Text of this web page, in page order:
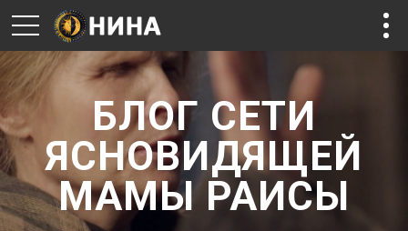
БЛОГ СЕТИ
ЯСНОВИДЯЩЕЙ
МАМЫ РАИСЫ